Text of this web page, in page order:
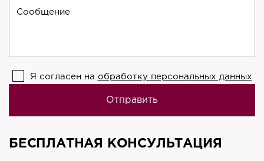
Я согласен на обработку персональных данных
БЕСПЛАТНАЯ КОНСУЛЬТАЦИЯ